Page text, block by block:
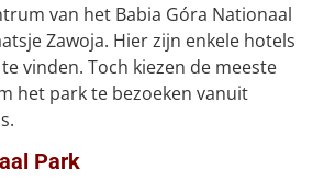
van het Babia Góra Nationaal
Zawoja. Hier zijn enkele hotels
vinden. Toch kiezen de meeste
het park te bezoeken vanuit
Park